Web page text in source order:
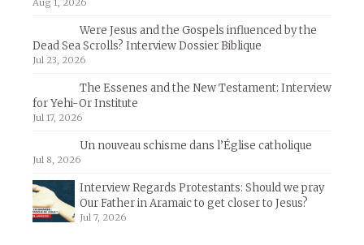
Aug 1, 2026
Were Jesus and the Gospels influenced by the
Dead Sea Scrolls? Interview Dossier Biblique
Jul 23, 2026
The Essenes and the New Testament: Interview
for Yehi-Or Institute
Jul 17, 2026
Un nouveau schisme dans l’Église catholique
Jul 8, 2026
Interview Regards Protestants: Should we pray
Our Father in Aramaic to get closer to Jesus?
Jul 7, 2026